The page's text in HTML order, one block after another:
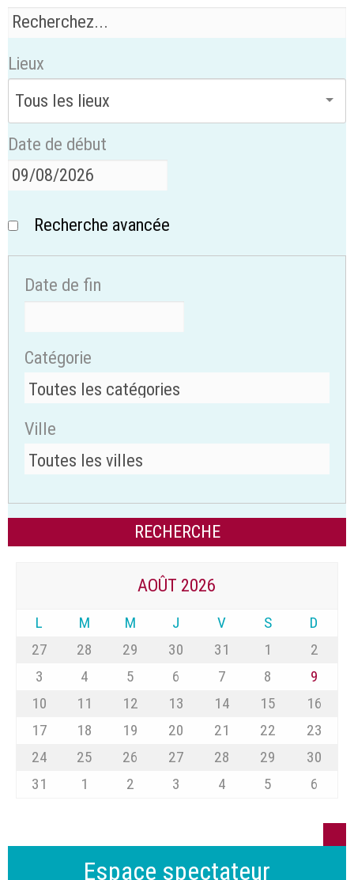
Lieux
Date de début
Recherche avancée
Date de fin
Catégorie
Ville
AOÛT 2026
L M M J V S
D
27
28 29 30 31 1
2
3
4 5 6 7 8
9
10
11 12 13 14 15
16
17
18 19 20 21 22
23
24
25 26 27 28 29
30
31
1 2 3 4 5 6
Espace spectateur